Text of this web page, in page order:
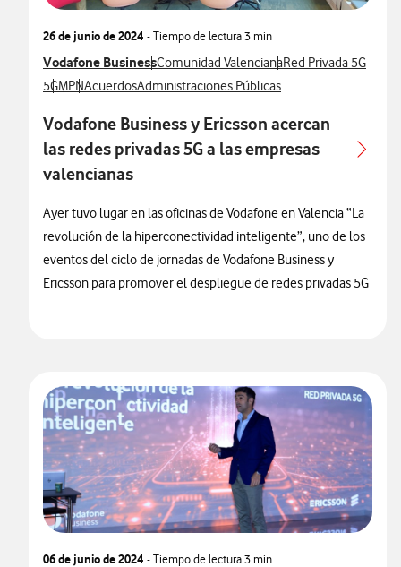
26 de junio de 2024 - Tiempo de lectura3 min
Ver más notas de prensa relacionados con
Vodafone BusinessVer más notas de prensa relacionados con
Comunidad ValencianaVer más notas de
Red Privada 5G
Ver más notas de prensa relacionados con
5GVer más notas de prensa relacionados con
MPNVer más notas de prensa relacionados con
AcuerdosVer más notas de prensa relacionados con
Administraciones Públicas
Vodafone Business y Ericsson acercan
las redes privadas 5G a las empresas
valencianas
Ayer tuvo lugar en las oficinas de Vodafone en Valencia “La
revolución de la hiperconectividad inteligente”, uno de los
eventos del ciclo de jornadas de Vodafone Business y
Ericsson para promover el despliegue de redes privadas 5G
06 de junio de 2024 - Tiempo de lectura3 min